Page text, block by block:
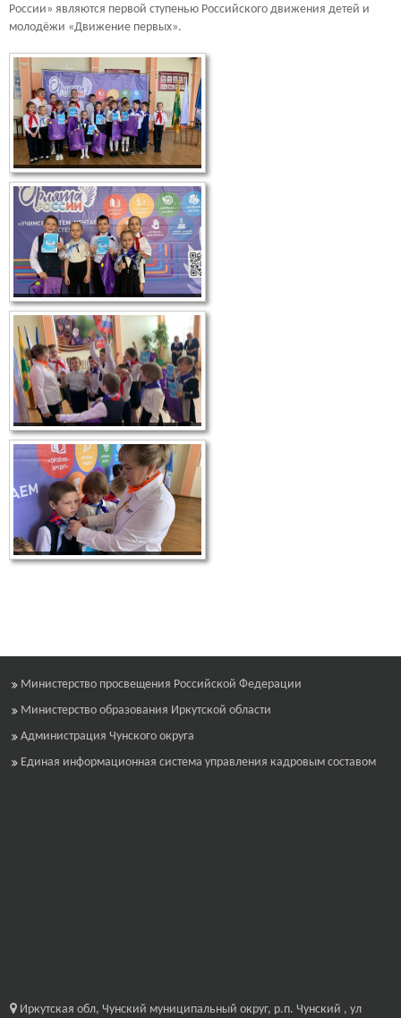
России» являются первой ступенью Российского движения детей и
молодёжи «Движение первых».
Министерство просвещения Российской Федерации
Министерство образования Иркутской области
Администрация Чунского округа
Единая информационная система управления кадровым составом
Иркутская обл, Чунский муниципальный округ, р.п. Чунский , ул